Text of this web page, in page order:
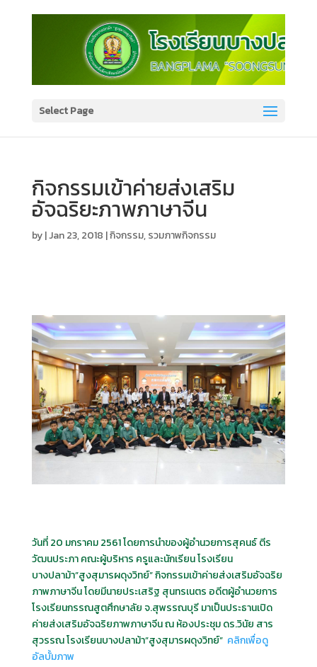
Select Page
กิจกรรมเข้าค่ายส่งเสริม
อัจฉริยะภาพภาษาจีน
by|Jan 23, 2018 |กิจกรรม,รวมภาพกิจกรรม
วันที่ 20 มกราคม 2561 โดยการนำของผู้อำนวยการสุคนธ์ ตีร
วัฒนประภา คณะผู้บริหาร ครูและนักเรียน โรงเรียน
บางปลาม้า”สูงสุมารผดุงวิทย์” กิจกรรมเข้าค่ายส่งเสริมอัจฉริย
ภาพภาษาจีน โดยมีนายประเสริฐ สุนทรเนตร อดีตผู้อำนวยการ
โรงเรียนกรรณสูตศึกษาลัย จ.สุพรรณบุรี มาเป็นประธานเปิด
ค่ายส่งเสริมอัจฉริยภาพภาษาจีน ณ ห้องประชุม ดร.วินัย สาร
สุวรรณ โรงเรียนบางปลาม้า”สูงสุมารผดุงวิทย์” คลิกเพื่อดู
อัลบั้มภาพ